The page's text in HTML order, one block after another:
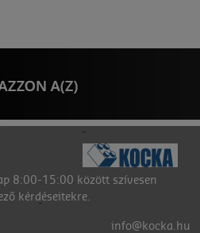
8:00-15:00 között szívesen
kérdéseitekre.
info@kocka.hu